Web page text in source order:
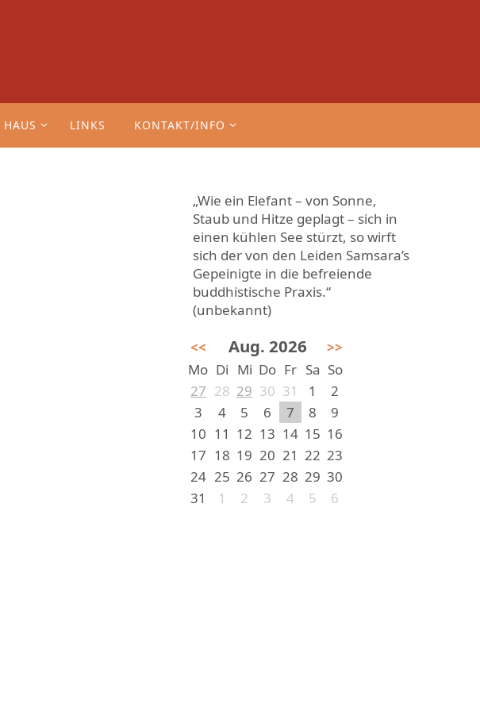
HAUS LINKS KONTAKT/INFO
„Wie ein Elefant – von Sonne,
Staub und Hitze geplagt – sich in
einen kühlen See stürzt, so wirft
sich der von den Leiden Samsara’s
Gepeinigte in die befreiende
buddhistische Praxis.“
(unbekannt)
<< Aug. 2026
>>
Mo Di Mi Do Fr Sa So
27 28 29 30 31 1
2
3
4 5 6 7 8
9
10 11 12 13 14 15 16
17 18 19 20 21 22 23
24 25 26 27 28 29 30
31
1 2 3 4 5 6